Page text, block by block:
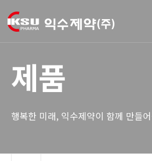
제품
행복한 미래, 익수제약이 함께 만들